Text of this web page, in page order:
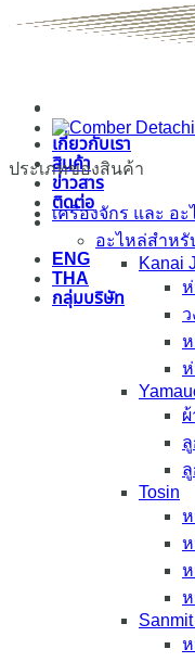
เกี่ยวกับเรา
สินค้า
ข่าวสาร
ติดต่อ
ENG
THA
กลุ่มบริษัท
ประเภทของสินค้า
เครื่องจักร และ อ
อะไหล่สำหรั
Kanai
ห่
Tosin